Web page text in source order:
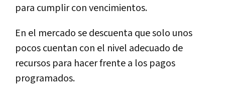
para cumplir con vencimientos.
En el mercado se descuenta que solo unos
pocos cuentan con el nivel adecuado de
recursos para hacer frente a los pagos
programados.